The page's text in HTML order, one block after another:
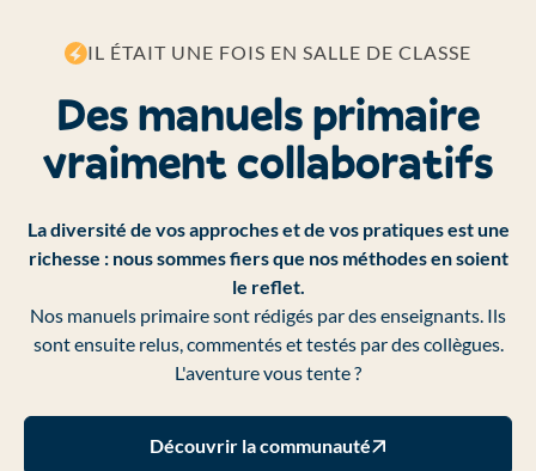
IL ÉTAIT UNE FOIS EN SALLE DE CLASSE
Des manuels primaire
vraiment collaboratifs
La diversité de vos approches et de vos pratiques est une
richesse : nous sommes fiers que nos méthodes en soient
le reflet.
Nos manuels primaire sont rédigés par des enseignants. Ils
sont ensuite relus, commentés et testés par des collègues.
L'aventure vous tente ?
Découvrir la communauté